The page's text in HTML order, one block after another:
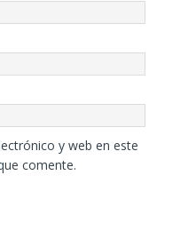
y web en este
comente.